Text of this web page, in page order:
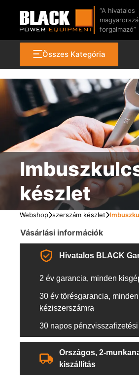
tartalomba
“A hivatalos
forgalmazó”
Összes Kategória
készlet
Webshop szerszám készlet
Vásárlási információk
Hivatalos BLACK
2 év garancia, minden
30 év törésgarancia, minden
kéziszerszámra
30 napos
Országos, 2-
kiszállítás